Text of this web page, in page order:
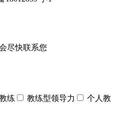
尽快联系您
练 教练型领导力
个人教